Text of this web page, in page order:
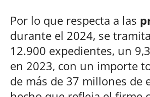
Por lo que respecta a las
durante el 2024, se
12.900 expedientes, un
en 2023, con un importe
de más de 37 millones de